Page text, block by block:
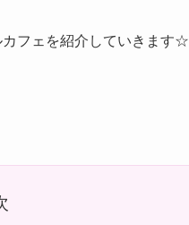
カフェを紹介していきます☆